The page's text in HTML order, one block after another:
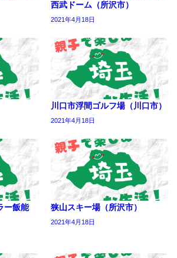
西武ドーム（所沢市）
2021年4月18日
川口市浮間ゴルフ場（川口市）
2021年4月18日
ー飯能
狭山スキー場（所沢市）
2021年4月18日